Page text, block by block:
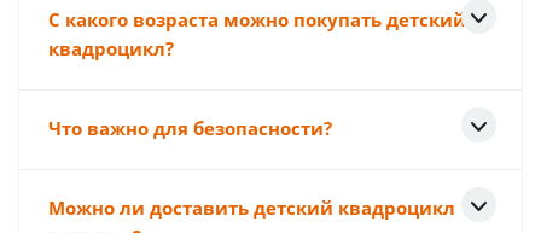
С какого возраста можно покупать детский
квадроцикл?
Что важно для безопасности?
Можно ли доставить детский квадроцикл